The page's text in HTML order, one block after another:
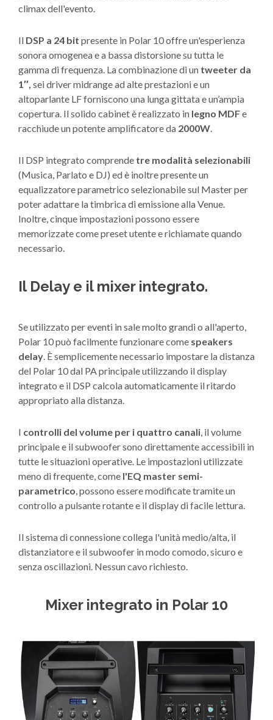
climax dell'evento.
Il DSP a 24 bit presente in Polar 10 offre un'esperienza
sonora omogenea e a bassa distorsione su tutta le
gamma di frequenza. La combinazione di un tweeter da
1″, sei driver midrange ad alte prestazioni e un
altoparlante LF forniscono una lunga gittata e un’ampia
copertura. Il solido cabinet è realizzato in legno MDFe
racchiude un potente amplificatore da 2000W.
Il DSP integrato comprende tre modalità selezionabili
(Musica, Parlato e DJ) ed è inoltre presente un
equalizzatore parametrico selezionabile sul Master per
poter adattare la timbrica di emissione alla Venue.
Inoltre, cinque impostazioni possono essere
memorizzate come preset utente e richiamate quando
necessario.
Il Delay e il mixer integrato.
Se utilizzato per eventi in sale molto grandi o all'aperto,
Polar 10 può facilmente funzionare come speakers
delay. È semplicemente necessario impostare la distanza
del Polar 10 dal PA principale utilizzando il display
integrato e il DSP calcola automaticamente il ritardo
appropriato alla distanza.
I controlli del volume per i quattro canali, il volume
principale e il subwoofer sono direttamente accessibili in
tutte le situazioni operative. Le impostazioni utilizzate
meno di frequente, come l'EQ master semi-
parametrico, possono essere modificate tramite un
controllo a pulsante rotante e il display di facile lettura.
Il sistema di connessione collega l'unità medio/alta, il
distanziatore e il subwoofer in modo comodo, sicuro e
senza oscillazioni. Nessun cavo richiesto.
Mixer integrato in Polar 10